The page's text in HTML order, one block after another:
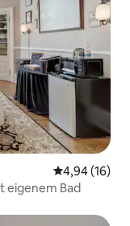
4,94 (16)
eigenem Bad